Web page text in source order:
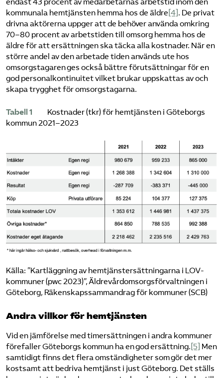
endast 43 procent av medarbetarnas arbetstid inom den
kommunala hemtjänsten hemma hos de äldre [4] . De privat
drivna aktörerna uppger att de behöver använda omkring
70–80 procent av arbetstiden till omsorg hemma hos de
äldre för att ersättningen ska täcka alla kostnader. När en
större andel av den arbetade tiden används ute hos
omsorgstagaren ges också bättre förutsättningar för en
god personalkontinuitet vilket brukar uppskattas av och
skapa trygghet för omsorgstagarna.
Tabell 1 Kostnader (tkr) för hemtjänsten i Göteborgs
kommun 2021–2023
Källa: ”Kartläggning av hemtjänstersättningarna i LOV-
kommuner (pwc 2023)”, Äldrevårdomsorgsförvaltningen i
Göteborg, Räkenskapssammandrag för kommuner (SCB)
Andra villkor för hemtjänsten
Vid en jämförelse med timersättningen i andra kommuner
förefaller Göteborgs kommun ha en god ersättning. [5]
Men
samtidigt finns det flera omständigheter som gör det mer
kostsamt att bedriva hemtjänst i just Göteborg. Det ställs